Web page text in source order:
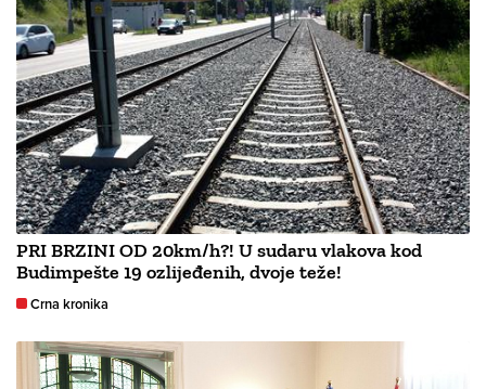
PRI BRZINI OD 20km/h?! U sudaru vlakova kod
Budimpešte 19 ozlijeđenih, dvoje teže!
Crna kronika